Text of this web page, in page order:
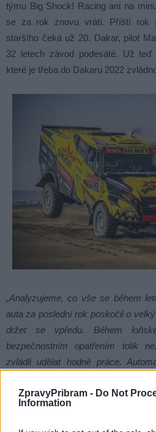
ZpravyPribram - Do Not
Information
týmu Big Shock! Racing ani na
se za rok znovu vrátí. Příští rok
staršího čeká už 20. Dakar, pilot
32 letech závod podesáté. Už
které je třeba do Dakaru 2022
„Analyzujeme, co vše se během
auta za poslední rok poskočil o
držet se vpředu. Během
bezpečnostním opatřením tolik
zvládli udělat hodně práce.
a tak dále. Ale díky 19 letům
který je hned po továrních